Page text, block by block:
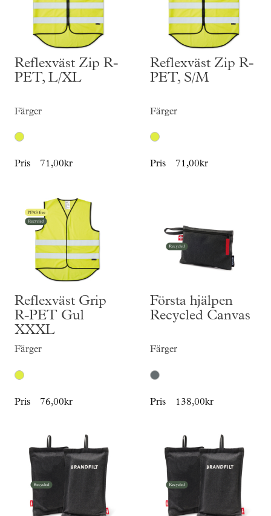
Reflexväst Zip R-
PET, L/XL
Färger
Pris 71,00kr
Reflexväst Zip R-
PET, S/M
Färger
Pris 71,00kr
Reflexväst Grip
R-PET Gul
XXXL
Färger
Pris 76,00kr
Första hjälpen
Recycled Canvas
Färger
Pris 138,00kr